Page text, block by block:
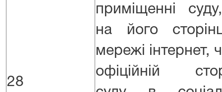
28
приміщенні
на його
мережі інтернет,
офіційній